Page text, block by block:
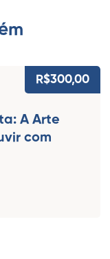
R$300,00
A Arte
com